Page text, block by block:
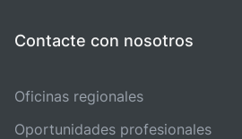
Contacte con nosotros
Oficinas regionales
Oportunidades profesionales